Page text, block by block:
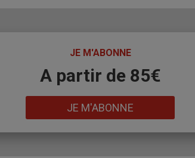
JE M'ABONNE
A partir de 85€
JE M'ABONNE